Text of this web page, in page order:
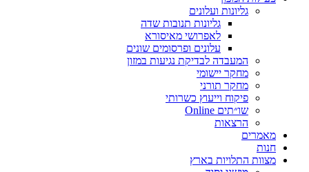
גליונות ועלונים
גליונות תנובות שדה
לאפרושי מאיסורא
עלונים ופרסומים שונים
המעבדה לבדיקת נגיעות במזון
מחקר יישומי
מחקר תורני
פיקוח וייעוץ כשרותי
שו״תים Online
הרצאות
מאמרים
חנות
מצוות התלויות בארץ